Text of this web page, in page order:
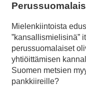
Mielenkiintoista
”kansallismielisinä”
perussuomalaiset
yhtiöittämisen
Suomen metsien
pankkiireille?